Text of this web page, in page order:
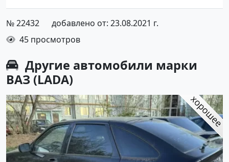
№ 22432
добавлено от: 23.08.2021 г.
45 просмотров
Другие автомобили марки
ВАЗ (LADA)